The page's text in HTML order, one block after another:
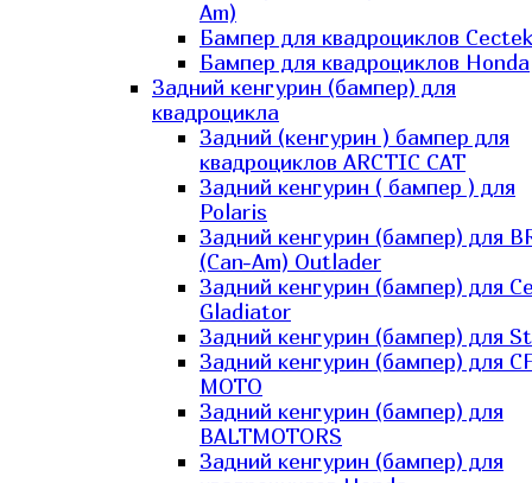
Am)
Бампер для квадроциклов Cectek
Бампер для квадроциклов Honda
Задний кенгурин (бампер) для
квадроцикла
Задний (кенгурин ) бампер для
квадроциклов ARCTIC CAT
Задний кенгурин ( бампер ) для
Polaris
Задний кенгурин (бампер) для
(Can-Am) Outlader
Задний кенгурин (бампер) для
Gladiator
Задний кенгурин (бампер) для
Задний кенгурин (бампер) для
MOTO
Задний кенгурин (бампер) для
BALTMOTORS
Задний кенгурин (бампер) для